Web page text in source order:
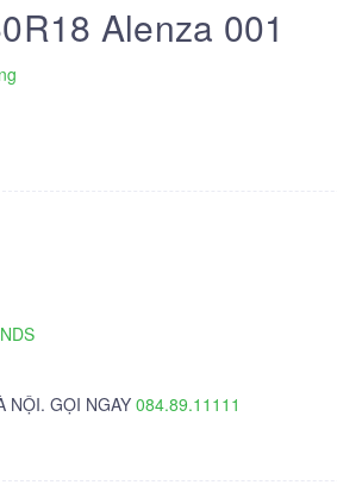
Alenza 001
NỘI. GỌI NGAY 084.89.11111